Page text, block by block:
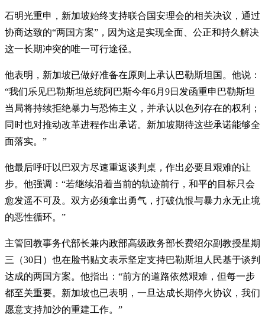
石明光重申，新加坡始终支持联合国安理会的相关决议，通过
协商达致的“两国方案”，因为这是实现全面、公正和持久解决
这一长期冲突的唯一可行途径。
他表明，新加坡已做好准备在原则上承认巴勒斯坦国。他说：
“我们乐见巴勒斯坦总统阿巴斯今年6月9日发函重申巴勒斯坦
当局将持续拒绝暴力与恐怖主义，并承认以色列存在的权利；
同时也对推动改革进程作出承诺。新加坡期待这些承诺能够全
面落实。”
他最后呼吁以巴双方尽速重返谈判桌，作出必要且艰难的让
步。他强调：“若继续沿着当前的轨迹前行，和平的目标只会
愈发遥不可及。双方必须拿出勇气，打破仇恨与暴力永无止境
的恶性循环。”
主管回教事务代部长兼内政部高级政务部长费绍尔副教授星期
三（30日）也在脸书贴文表示坚定支持巴勒斯坦人民基于谈判
达成的两国方案。他指出：“前方的道路依然艰难，但每一步
都至关重要。新加坡也已表明，一旦达成长期停火协议，我们
愿意支持加沙的重建工作。”